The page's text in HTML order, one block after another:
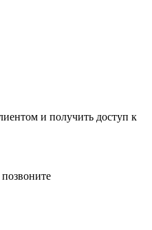
и получить доступ к